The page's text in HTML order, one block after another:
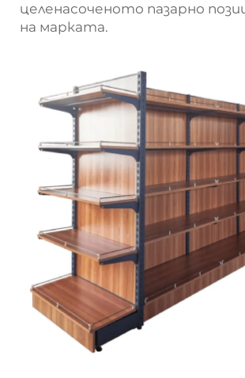
целенасоченото пазарно
на марката.